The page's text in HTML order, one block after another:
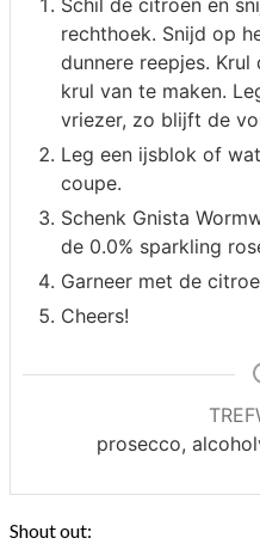
Schil de citroen en
rechthoek. Snijd op
dunnere reepjes.
krul van te maken.
vriezer, zo blijft de
Leg een ijsblok of
coupe.
Schenk Gnista
de 0.0% sparkling
Garneer met de
Cheers!
prosecco,
Shout out: